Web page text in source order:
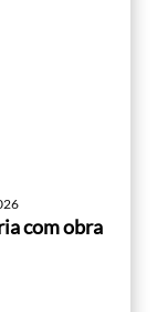
com obra